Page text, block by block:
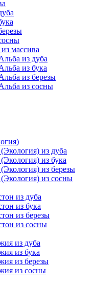
массива
из дуба
из бука
из березы
из сосны
из дуба
из бука
из березы
из сосны
из дуба
из бука
из березы
из сосны
из дуба
из бука
из березы
из сосны